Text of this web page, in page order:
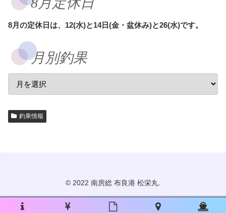
8月の定休日は、12(水)と14日(金・盆休み)と26(水)です。
月別釣果
釣果情報
© 2022 南房総 布良港 松栄丸.